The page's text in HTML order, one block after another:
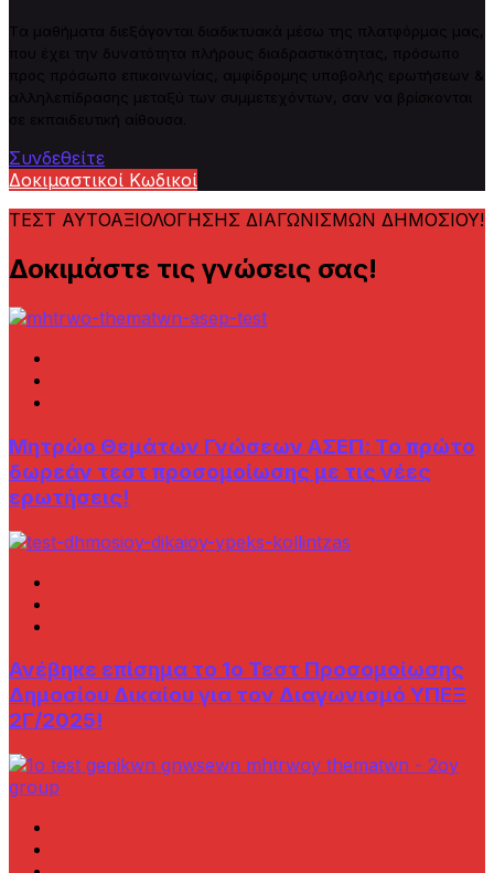
Tα μαθήματα διεξάγονται διαδικτυακά μέσω της πλατφόρμας μας,
που έχει την δυνατότητα πλήρους διαδραστικότητας, πρόσωπο
προς πρόσωπο επικοινωνίας, αμφίδρομης υποβολής ερωτήσεων &
αλληλεπίδρασης μεταξύ των συμμετεχόντων, σαν να βρίσκονται
σε εκπαιδευτική αίθουσα.
Συνδεθείτε
Δοκιμαστικοί Κωδικοί
ΤΕΣΤ ΑΥΤΟΑΞΙΟΛΟΓΗΣΗΣ ΔΙΑΓΩΝΙΣΜΩΝ ΔΗΜΟΣΙΟΥ!
Δοκιμάστε τις γνώσεις σας!
Μητρώο Θεμάτων Γνώσεων AΣΕΠ: Το πρώτο
δωρεάν τεστ προσομοίωσης με τις νέες
ερωτήσεις!
Ανέβηκε επίσημα το 1ο Τεστ Προσομοίωσης
Δημοσίου Δικαίου για τον Διαγωνισμό ΥΠΕΞ
2Γ/2025!